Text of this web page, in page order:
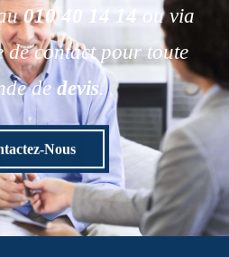
010 40 14 14
ou via
de contact pour toute
de devis.
Nous